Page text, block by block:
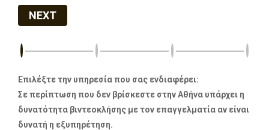
NEXT
Επιλέξτε την υπηρεσία που σας ενδιαφέρει:
Σε περίπτωση που δεν βρίσκεστε στην Αθήνα υπάρχει η
δυνατότητα βιντεοκλήσης με τον επαγγελματία αν είναι
δυνατή η εξυπηρέτηση.